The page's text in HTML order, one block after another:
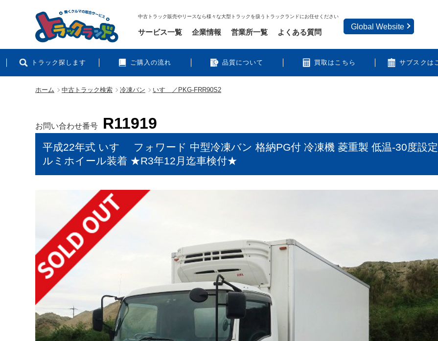
中古トラック販売やリースなら様々な大型トラックを扱うトラックランドにお任せください
トラック探します ご購入の流れ 品質について 買取はこちら サブスクは
サービス一覧 企業情報 営業所一覧 よくある質問
Global Website
ホーム 中古トラック検索 冷凍バン いすゞ／PKG-FRR90S2
お問い合わせ番号 R11919
平成22年式 いすゞ フォワード 中型冷凍バン 格納PG付 冷凍機 菱重製 低温-30度設
ルミホイール装着 ★R3年12月迄車検付★